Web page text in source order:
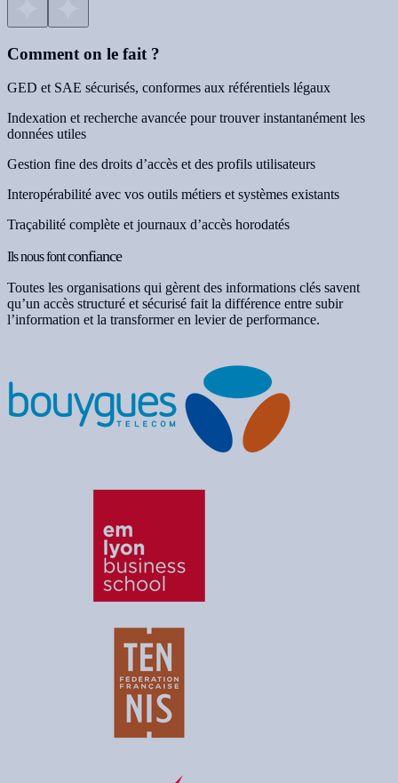
Comment on le fait ?
GED et SAE sécurisés, conformes aux référentiels légaux
Indexation et recherche avancée pour trouver instantanément les
données utiles
Gestion fine des droits d’accès et des profils utilisateurs
Interopérabilité avec vos outils métiers et systèmes existants
Traçabilité complète et journaux d’accès horodatés
Ils nous fontconfiance
Toutes les organisations qui gèrent des informations clés savent
qu’un accès structuré et sécurisé fait la différence entre subir
l’information et la transformer en levier de performance.